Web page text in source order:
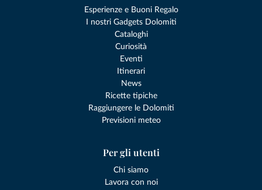
Esperienze e Buoni Regalo
I nostri Gadgets Dolomiti
Cataloghi
Curiosità
Eventi
Itinerari
News
Ricette tipiche
Raggiungere le Dolomiti
Previsioni meteo
Per gli utenti
Chi siamo
Lavora con noi